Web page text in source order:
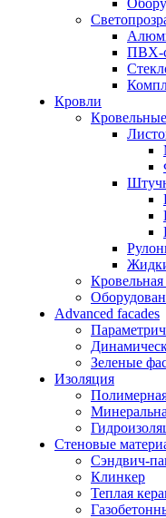
ПВХ-
Кровли
Advanced facades
Зеленые
Изоляция
Стеновые
Сэндвич-
Клинкер
Теплая